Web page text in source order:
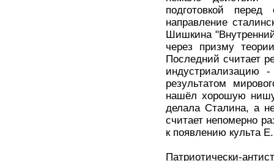
подготовкой
направление
Шишкина
через призму
Последний считает
индустриализацию
результатом
нашёл хорошую
делала Сталина, а
считает непомерно
к появлению культа
Патриотически-